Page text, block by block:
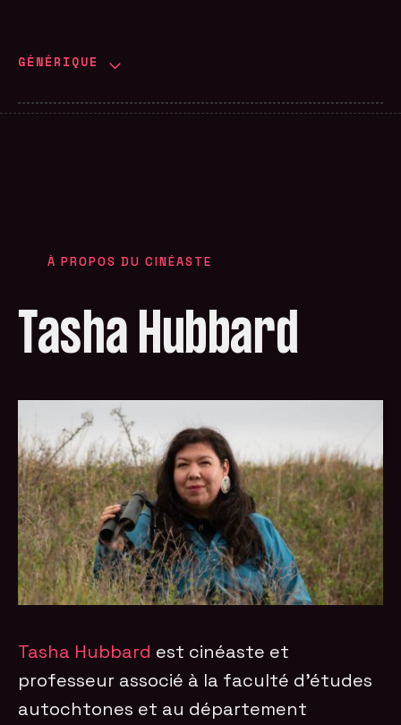
GÉNÉRIQUE
À PROPOS DU CINÉASTE
Tasha Hubbard
Tasha Hubbard est cinéaste et
professeur associé à la faculté d’études
autochtones et au département